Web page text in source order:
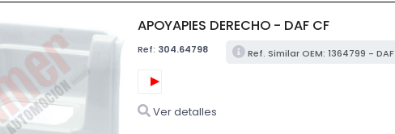
APOYAPIES DERECHO - DAF CF
Ref: 304.64798 Ref. Similar OEM: 1364799 - DAF
Ver detalles